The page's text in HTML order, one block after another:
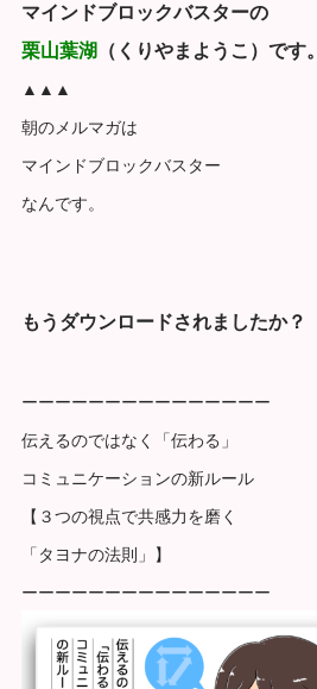
マインドブロックバスターの
栗山葉湖
（くりやまようこ）です。
▲▲▲
朝のメルマガは
マインドブロックバスター
なんです。
もうダウンロードされましたか？
ーーーーーーーーーーーーーーー
伝えるのではなく「伝わる」
コミュニケーションの新ルール
【３つの視点で共感力を磨く
「タヨナの法則」】
ーーーーーーーーーーーーーーー